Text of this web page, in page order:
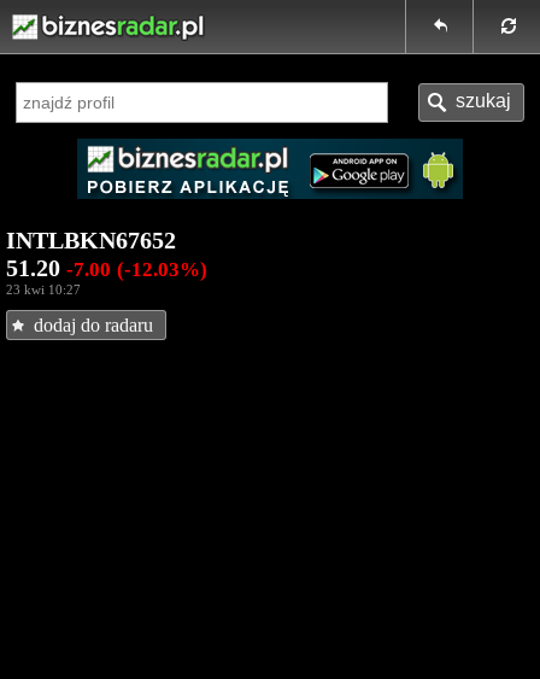
INTLBKN67652
51.20 -7.00 (-12.03%)
23 kwi 10:27
dodaj do radaru